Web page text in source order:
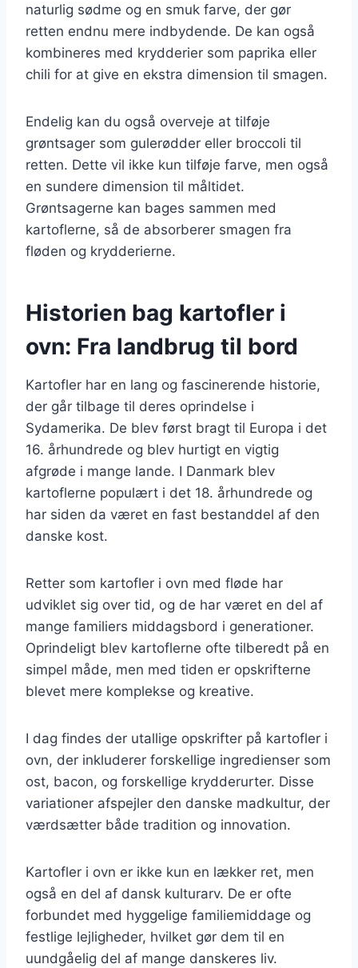
naturlig sødme og en smuk farve, der gør
retten endnu mere indbydende. De kan også
kombineres med krydderier som paprika eller
chili for at give en ekstra dimension til smagen.
Endelig kan du også overveje at tilføje
grøntsager som gulerødder eller broccoli til
retten. Dette vil ikke kun tilføje farve, men også
en sundere dimension til måltidet.
Grøntsagerne kan bages sammen med
kartoflerne, så de absorberer smagen fra
fløden og krydderierne.
Historien bag kartofler i
ovn: Fra landbrug til bord
Kartofler har en lang og fascinerende historie,
der går tilbage til deres oprindelse i
Sydamerika. De blev først bragt til Europa i det
16. århundrede og blev hurtigt en vigtig
afgrøde i mange lande. I Danmark blev
kartoflerne populært i det 18. århundrede og
har siden da været en fast bestanddel af den
danske kost.
Retter som kartofler i ovn med fløde har
udviklet sig over tid, og de har været en del af
mange familiers middagsbord i generationer.
Oprindeligt blev kartoflerne ofte tilberedt på en
simpel måde, men med tiden er opskrifterne
blevet mere komplekse og kreative.
I dag findes der utallige opskrifter på kartofler i
ovn, der inkluderer forskellige ingredienser som
ost, bacon, og forskellige krydderurter. Disse
variationer afspejler den danske madkultur, der
værdsætter både tradition og innovation.
Kartofler i ovn er ikke kun en lækker ret, men
også en del af dansk kulturarv. De er ofte
forbundet med hyggelige familiemiddage og
festlige lejligheder, hvilket gør dem til en
uundgåelig del af mange danskeres liv.